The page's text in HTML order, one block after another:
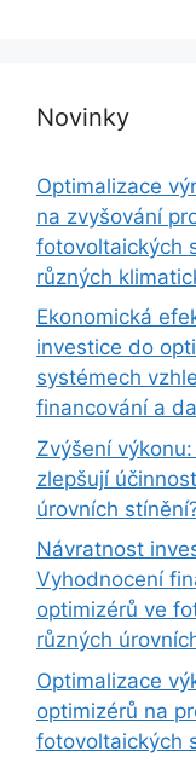
Novinky
Optimalizace
na zvyšování
fotovoltaických
různých
Ekonomická
investice do
systémech
financování a
Zvýšení
zlepšují
úrovních
Návratnost
Vyhodnocení
optimizérů ve
různých
Optimalizace
optimizérů na
fotovoltaických